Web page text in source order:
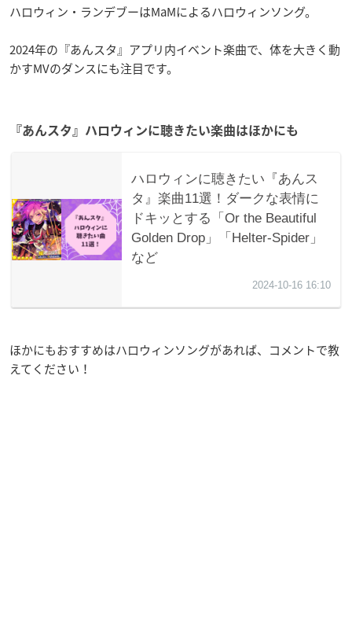
ハロウィン・ランデブーはMaMによるハロウィンソング。
2024年の『あんスタ』アプリ内イベント楽曲で、体を大きく動
かすMVのダンスにも注目です。
『あんスタ』ハロウィンに聴きたい楽曲はほかにも
ほかにもおすすめはハロウィンソングがあれば、コメントで教
えてください！